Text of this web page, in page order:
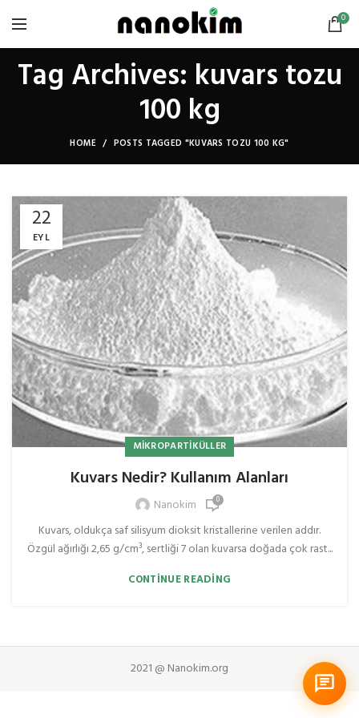
0
Tag Archives: kuvars tozu
100 kg
HOME POSTS TAGGED "KUVARS TOZU 100 KG"
22
EYL
MIKROPARTIKÜLLER
Kuvars Nedir? Kullanım Alanları
Nanokim 0
Kuvars, oldukça saf silisyum dioksit kristallerine verilen addır.
Özgül ağırlığı 2,65 g/cm³, sertliği 7 olan kuvarsa doğada çok rast...
CONTINUE READING
2021 @ Nanokim.org